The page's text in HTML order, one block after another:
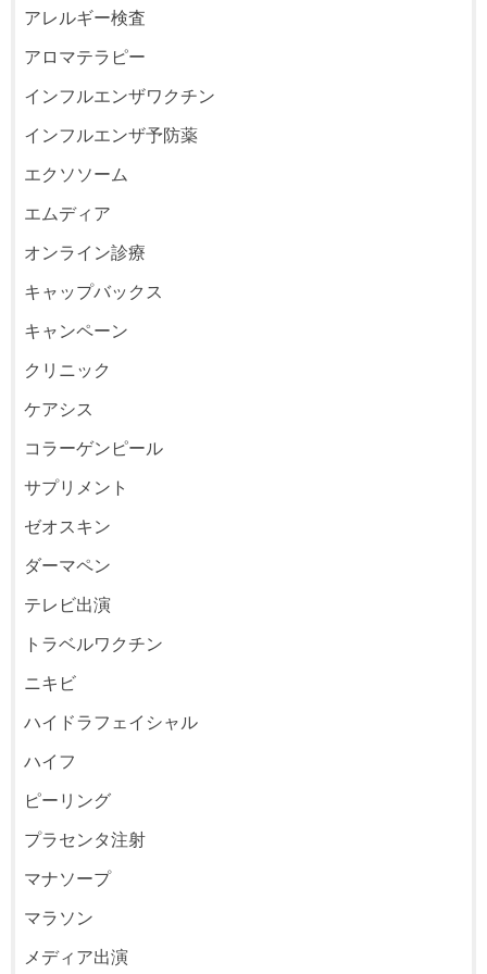
アレルギー検査
アロマテラピー
インフルエンザワクチン
インフルエンザ予防薬
エクソソーム
エムディア
オンライン診療
キャップバックス
キャンペーン
クリニック
ケアシス
コラーゲンピール
サプリメント
ゼオスキン
ダーマペン
テレビ出演
トラベルワクチン
ニキビ
ハイドラフェイシャル
ハイフ
ピーリング
プラセンタ注射
マナソープ
マラソン
メディア出演